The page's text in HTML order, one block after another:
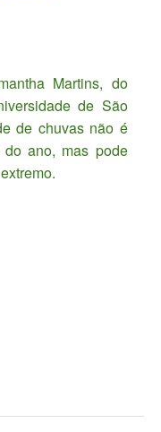
Martins, do
de São
de chuvas não é
ano, mas pode